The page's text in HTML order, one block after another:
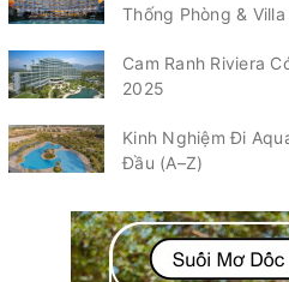
Thống Phòng &
Cam Ranh Riviera
2025
Kinh Nghiệm Đi
Đầu (A–Z)